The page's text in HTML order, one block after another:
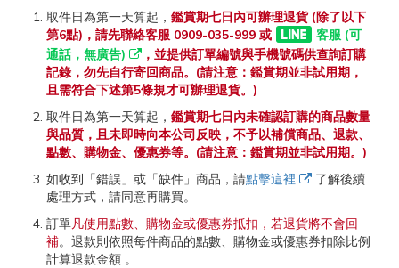
取件日為第一天算起， 鑑賞期七日內可辦理退貨 (除了以下
第6點)，請先聯絡客服 0909-035-999 或
客服 (可
通話，無廣告)
，並提供訂單編號與手機號碼供查詢訂購
記錄，勿先自行寄回商品。(請注意：鑑賞期並非試用期，
且需符合下述第5條規才可辦理退貨。)
取件日為第一天算起， 鑑賞期七日內未確認訂購的商品數量
與品質，且未即時向本公司反映，不予以補償商品、退款、
點數、購物金、優惠券等。(請注意：鑑賞期並非試用期。)
如收到「錯誤」或「缺件」商品，請點擊這裡
了解後續
處理方式，請同意再購買。
訂單凡使用點數、購物金或優惠券抵扣，若退貨將不會回
補。退款則依照每件商品的點數、購物金或優惠券扣除比例
計算退款金額 。